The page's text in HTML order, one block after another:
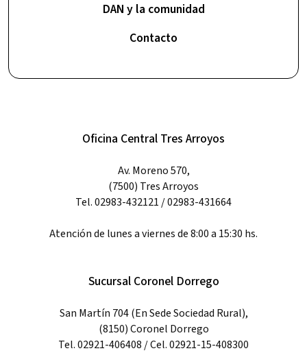
DAN y la comunidad
Contacto
Oficina Central Tres Arroyos
Av. Moreno 570,
(7500) Tres Arroyos
Tel. 02983-432121 / 02983-431664
Atención de lunes a viernes de 8:00 a 15:30 hs.
Sucursal Coronel Dorrego
San Martín 704 (En Sede Sociedad Rural),
(8150) Coronel Dorrego
Tel. 02921-406408 / Cel. 02921-15-408300